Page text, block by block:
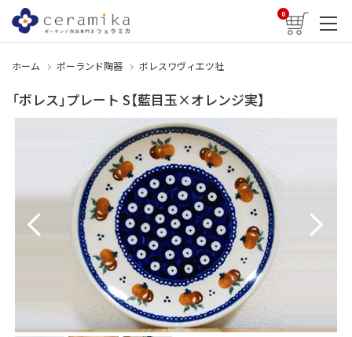
0
ホーム ポーランド陶器 ボレスワヴィエツ社
「ボレス」プレート S【藍目玉×オレンジ実】